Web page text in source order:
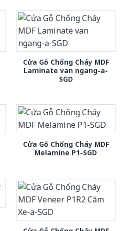
Cửa Gỗ Chống Cháy MDF
Laminate van ngang-a-
SGD
Cửa Gỗ Chống Cháy MDF
Melamine P1-SGD